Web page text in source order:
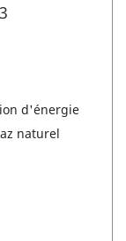
d'énergie
naturel